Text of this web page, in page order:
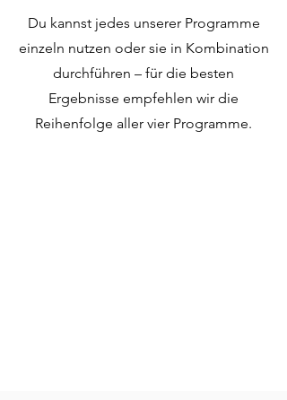
Du kannst jedes unserer Programme
einzeln nutzen oder sie in Kombination
durchführen – für die besten
Ergebnisse empfehlen wir die
Reihenfolge aller vier Programme.